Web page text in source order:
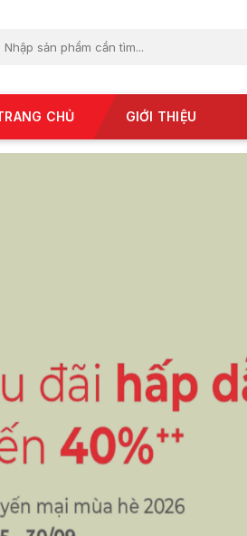
CHỦ GIỚI THIỆU